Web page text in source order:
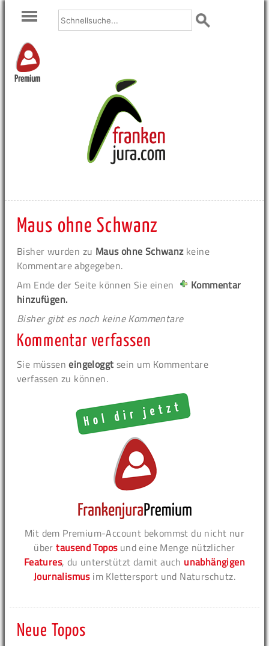
Premium
Maus ohne Schwanz
Bisher wurden zu Maus ohne Schwanzkeine
Kommentare abgegeben.
Am Ende der Seite können Sie einen
Kommentar
hinzufügen.
Bisher gibt es noch keine Kommentare
Kommentar verfassen
Sie müsseneingeloggt sein um Kommentare
verfassen zu können.
Mit dem Premium-Account bekommst du nicht nur
übertausend Toposund eine Menge nützlicher
Features, du unterstützt damit auch unabhängigen
Journalismusim Klettersport und Naturschutz.
Neue Topos